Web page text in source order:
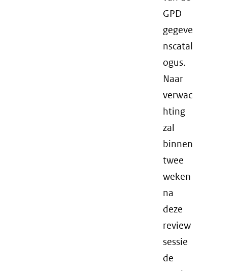
GPD
gegeve
nscatal
ogus.
Naar
verwac
hting
zal
binnen
twee
weken
na
deze
review
sessie
de